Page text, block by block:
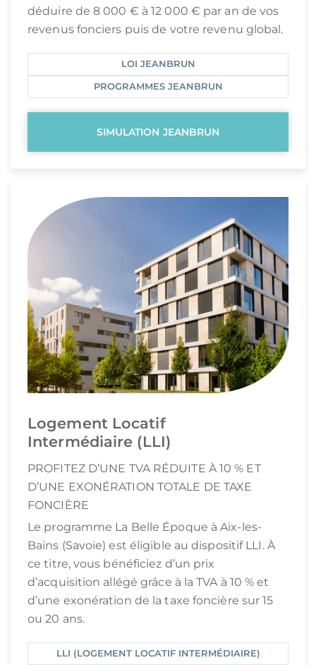
déduire de 8 000 € à 12 000 € par an de vos
revenus fonciers puis de votre revenu global.
LOI JEANBRUN
PROGRAMMES JEANBRUN
SIMULATION JEANBRUN
Logement Locatif
Intermédiaire (LLI)
PROFITEZ D’UNE TVA RÉDUITE À 10 % ET
D’UNE EXONÉRATION TOTALE DE TAXE
FONCIÈRE
Le programme La Belle Époque à Aix-les-
Bains (Savoie) est éligible au dispositif LLI. À
ce titre, vous bénéficiez d’un prix
d’acquisition allégé grâce à la TVA à 10 % et
d’une exonération de la taxe foncière sur 15
ou 20 ans.
LLI (LOGEMENT LOCATIF INTERMÉDIAIRE)